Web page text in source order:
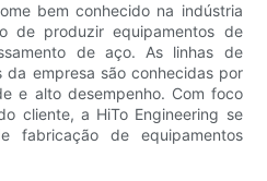
bem conhecido na indústria
de produzir equipamentos de
de aço. As linhas de
da empresa são conhecidas por
e alto desempenho. Com foco
cliente, a HiTo Engineering se
fabricação de equipamentos